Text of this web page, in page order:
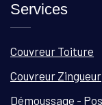
Services
Couvreur Toiture
Couvreur Zingueur
Démoussage -